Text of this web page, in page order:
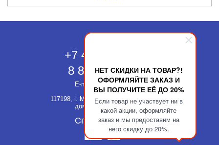
НЕТ СКИДКИ НА ТОВАР?!
ОФОРМЛЯЙТЕ ЗАКАЗ И
ВЫ ПОЛУЧИТЕ ЕЁ ДО 20%
Если товар не участвует ни в
какой акции, оформляйте
заказ и мы предоставим на
него скидку до 20%.
+7 495 118-43-83
8 800 511-52-66
E-mail:
info@kupatika.ru
117198, г. Москва, ул. Миклухо-Маклая,
дом 8, стр. 3, офис 311
Способы оплаты